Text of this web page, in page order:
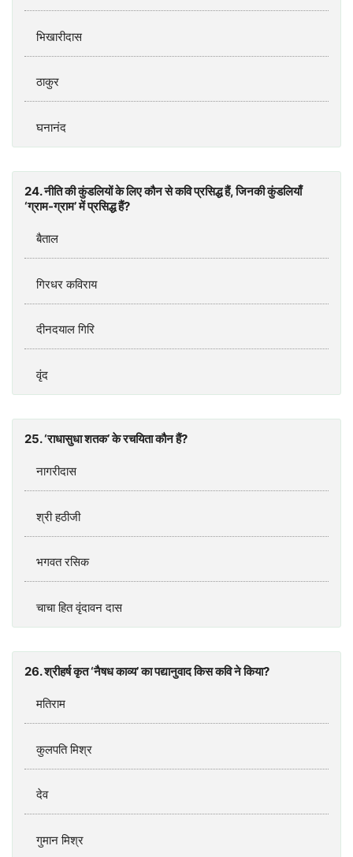
भिखारीदास
ठाकुर
घनानंद
24. नीति की कुंडलियों के लिए कौन से कवि प्रसिद्ध हैं, जिनकी कुंडलियाँ
‘ग्राम-ग्राम’ में प्रसिद्ध हैं?
बैताल
गिरधर कविराय
दीनदयाल गिरि
वृंद
25. ‘राधासुधा शतक’ के रचयिता कौन हैं?
नागरीदास
श्री हठीजी
भगवत रसिक
चाचा हित वृंदावन दास
26. श्रीहर्ष कृत ‘नैषध काव्य’ का पद्यानुवाद किस कवि ने किया?
मतिराम
कुलपति मिश्र
देव
गुमान मिश्र